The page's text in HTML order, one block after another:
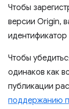
Чтобы
версии Origin,
Чтобы
одинаков как
публикации
поддержанию